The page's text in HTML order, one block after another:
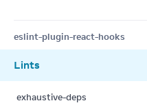
eslint-plugin-react-hooks
Lints
exhaustive-deps